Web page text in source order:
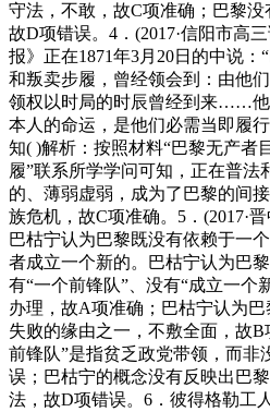
守法，不敢，故C项准确；巴黎没
故D项错误。4．(2017·信阳市高
报》正在1871年3月20日的中说
和叛卖步履，曾经领会到：由他
领权以时局的时辰曾经到来……他
本人的命运，是他们必需当即履
知( )解析：按照材料“巴黎无产者
履”联系所学学问可知，正在普法
的、薄弱虚弱，成为了巴黎的间
族危机，故C项准确。5．(2017·
巴枯宁认为巴黎既没有依赖于一
者成立一个新的。巴枯宁认为巴
有“一个前锋队”、没有“成立一个
办理，故A项准确；巴枯宁认为
失败的缘由之一，不敷全面，故
前锋队”是指贫乏政党带领，而非
误；巴枯宁的概念没有反映出巴
法，故D项错误。6．彼得格勒工